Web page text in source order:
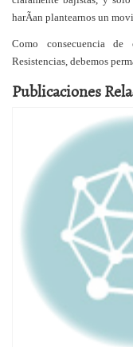
harÃ­an plantearnos un
Como consecuencia de
Resistencias, debemos
Publicaciones